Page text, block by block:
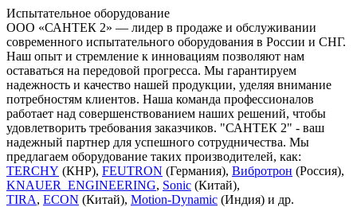
Испытательное оборудование
ООО «САНТЕК 2» — лидер в продаже и обслуживании
современного испытательного оборудования в России и СНГ.
Наш опыт и стремление к инновациям позволяют нам
оставаться на передовой прогресса. Мы гарантируем
надежность и качество нашей продукции, уделяя внимание
потребностям клиентов. Наша команда профессионалов
работает над совершенствованием наших решений, чтобы
удовлетворить требования заказчиков. "САНТЕК 2" - ваш
надежный партнер для успешного сотрудничества. Мы
предлагаем оборудование таких производителей, как:
TERCHY (КНР), FEUTRON (Германия), Вибротрон (Россия),
KNAUER_ENGINEERING, Sonic (Китай),
TIRA, ECON (Китай), Motion-Dynamic (Индия) и др.